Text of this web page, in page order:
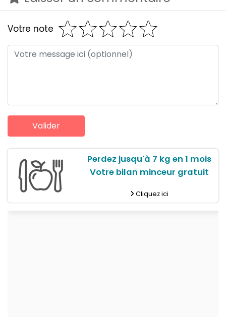
Votre note
Perdez jusqu'à 7 kg en 1 mois
Votre bilan minceur gratuit
Cliquez ici